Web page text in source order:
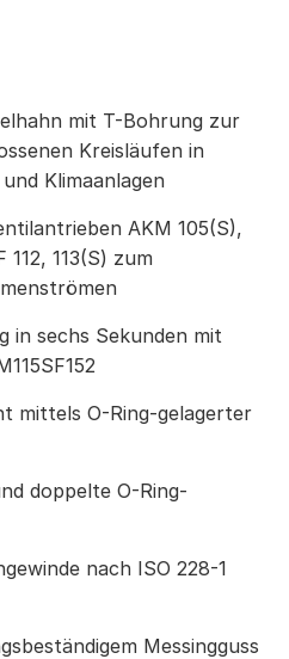
mit T-Bohrung zur
Kreisläufen in
Klimaanlagen
AKM 105(S),
112, 113(S) zum
in sechs Sekunden mit
mittels O-Ring-gelagerter
doppelte O-Ring-
nach ISO 228-1
Messingguss